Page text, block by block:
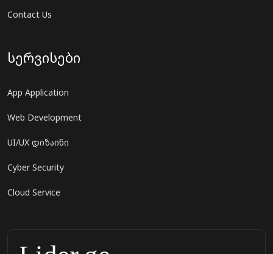
Contact Us
სერვისები
App Application
Web Development
UI/UX დიზაინი
Cyber Security
Cloud Service